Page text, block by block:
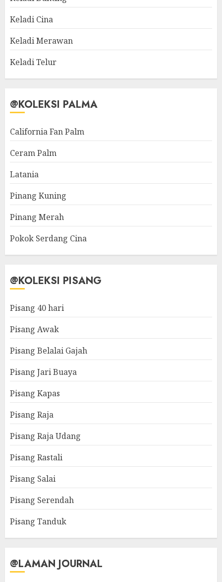
Keladi Cina
Keladi Merawan
Keladi Telur
@KOLEKSI PALMA
California Fan Palm
Ceram Palm
Latania
Pinang Kuning
Pinang Merah
Pokok Serdang Cina
@KOLEKSI PISANG
Pisang 40 hari
Pisang Awak
Pisang Belalai Gajah
Pisang Jari Buaya
Pisang Kapas
Pisang Raja
Pisang Raja Udang
Pisang Rastali
Pisang Salai
Pisang Serendah
Pisang Tanduk
@LAMAN JOURNAL